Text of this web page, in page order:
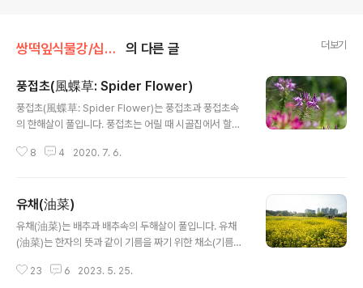
쌍떡잎식물강/십자화목 의 다른 글 더보기
풍접초(風蝶草: Spider Flower)
풍접초(風蝶草: Spider Flower)는 풍접초과 풍접초속
의 한해살이 풀입니다. 풍접초는 어릴 때 시골집에서 할머
매에 작은 씨앗이 줄지어 있습니다. 우리나라에는 언제 들
기", "질투", "불안정"입니다. 학명 Cleome spinosa Ja
cq. 1763 분류 식물계 └ 속씨식물문 └ 쌍떡잎식물강 └
십자화목 └ 풍접초과 └ 풍접초속 └ 풍접초 다른이름 풍접
자용수, 족두리풀, 족두리꽃 원산지 열대 아메리카
8 4 2020. 7. 6.
유채(油菜)
유채(油菜)는 배추과 배추속의 두해살이 풀입니다. 유채
(油菜)는 한자의 뜻과 같이 기름을 짜기 위한 채소(기름작
학명Brassica napus L. 1753 분류식물계 └ 속씨식물
23 6 2023. 5. 25.